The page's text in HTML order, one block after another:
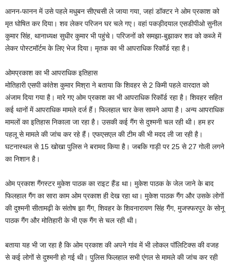
आनन-फानन में उसे पहले मधुबन सीएचसी ले जाया गया, जहां डॉक्टर ने ओम प्रकाश को
मृत घोषित कर दिया। शव लेकर परिजन घर चले गए। वहां पकड़ीदयाल एसडीपीओ सुनील
कुमार सिंह, थानाध्यक्ष सुधीर कुमार भी पहुंचे। परिजनों को समझा-बुझाकर शव को कब्जे में
लेकर पोस्टमॉर्टम के लिए भेज दिया। मृतक का भी आपराधिक रिकॉर्ड रहा है।
ओमप्रकाश का भी आपराधिक इतिहास
मोतिहारी एसपी कांतेश कुमार मिश्रा ने बताया कि शिवहर से 2 किमी पहले वारदात को
अंजाम दिया गया है। मारे गए ओम प्रकाश का भी आपराधिक रिकॉर्ड रहा है। शिवहर सहित
कई थानों में आपराधिक मामले दर्ज हैं। फिलहाल चार केस सामने आया है। अन्य आपराधिक
मामलों का इतिहास निकाला जा रहा है। उसकी कई गैंग से दुश्मनी चल रही थी। हम हर
पहलू से मामले की जांच कर रहे हैं। एफएसएल की टीम की भी मदद ली जा रही है।
घटनास्थल से 15 खोखा पुलिस ने बरामद किया है। जबकि गाड़ी पर 25 से 27 गोली लगने
का निशान है।
ओम प्रकाश गैंगस्टर मुकेश पाठक का राइट हैंड था। मुकेश पाठक के जेल जाने के बाद
फिलहाल गैंग का सारा काम ओम प्रकाश ही देख रहा था। मुकेश पाठक गैंग और उसके लोगों
की दुश्मनी सीतामढ़ी के संतोष झा गैंग, शिवहर के शिवनारायण सिंह गैंग, मुजफ्फरपुर के सोनू
पाठक गैंग और मोतिहारी के भी एक गैंग से चल रही थी।
बताया यह भी जा रहा है कि ओम प्रकाश की अपने गांव में भी लोकल पॉलिटिक्स की वजह
से कई लोगों से दुश्मनी हो गई थी। पुलिस फिलहाल सभी एंगल से मामले की जांच कर रही